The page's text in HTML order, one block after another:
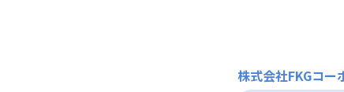
株式会社FKGコー